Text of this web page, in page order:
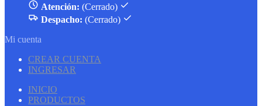
Atención: (Cerrado)
Despacho: (Cerrado)
Mi cuenta
CREAR CUENTA
INGRESAR
INICIO
PRODUCTOS